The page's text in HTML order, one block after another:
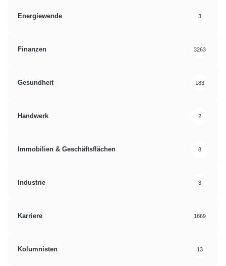
Energiewende 3
Finanzen 3263
Gesundheit 183
Handwerk 2
Immobilien & Geschäftsflächen 8
Industrie 3
Karriere 1869
Kolumnisten 13